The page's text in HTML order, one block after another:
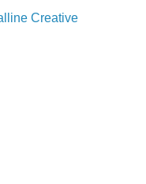
Creative